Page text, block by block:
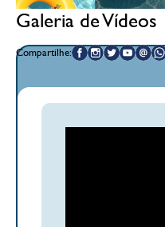
Galeria de Vídeos
Compartilhe: